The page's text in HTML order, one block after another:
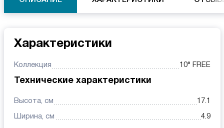
Характеристики
Коллекция 10° FREE
Технические характеристики
Высота, см 17.1
Ширина, см 4.9